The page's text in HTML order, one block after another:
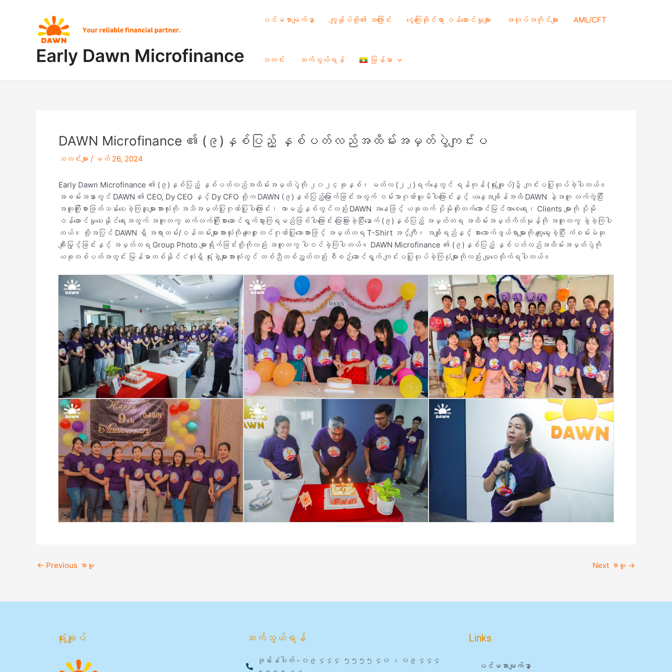
Early Dawn Microfinance
ပင်မစာမျက်နှာ ကျွန်ုပ်တို့၏ အကြောင်း ငွေကြေးဆိုင်ရာ ဝန်ဆောင်မှုများ အလုပ်အကိုင်များ AML/CFT
သတင်း ဆက်သွယ်ရန် မြန်မာ
DAWN Microfinance ၏ (၉)နှစ်ပြည့် နှစ်ပတ်လည်အထိမ်းအမှတ်ပွဲကျင်းပ
သတင်းများ / မတ် 26, 2024
Early Dawn Microfinance ၏ (၉)နှစ်ပြည့် နှစ်ပတ်လည်အထိမ်းအမှတ်ပွဲကို ၂၀၂၄ခုနှစ်၊ မတ်လ (၂၂)ရက်နေ့တွင် ရန်ကုန် (ရုံးချုပ်)၌ ကျင်းပပြုလုပ်ခဲ့ပါတယ်။
အခမ်းအနားတွင် DAWN ၏ CEO, Dy CEO နှင့် Dy CFO တို့က DAWN (၉)နှစ်ပြည့်မြောက်ခြင်းအတွက် ဝမ်းသာဂုဏ်ယူမိပါကြောင်းနှင့် ယနေ့အချိန်အထိ DAWN နဲ့အတူ လက်တွဲပြီး
အတူကြိုးစားဖြတ်သန်းပေးခဲ့ကြသူများအားလုံးကို အသိအမှတ်ပြုဂုဏ်ပြုပါကြောင်း၊ လာမည့်နှစ်တွင်လည်း DAWN အနေဖြင့် ယခုထက် ပိုမိုတိုးတက်အောင်မြင်လာစေရေး၊ Clients များကို ပိုမို
ဝန်ဆောင်မှုပေးနိုင်ရေးအတွက် အတူတကွ ဆက်လက်ကြိုးစားဆောင်ရွက်သွားကြရမည်ဖြစ်ပါကြောင်း ပြောကြားခဲ့ပြီးနောက် (၉)နှစ်ပြည့် အမှတ်တရ အထိမ်းအမှတ်ကိတ်မုန့်ကို အတူတကွ ခွဲခဲ့ကြပါ
တယ်။ ထို့အပြင် DAWN ရှိ အရာထမ်း/ဝန်ထမ်းများအားလုံးကို ကျေးဇူးတင်ဂုဏ်ပြုသောအားဖြင့် အမှတ်တရ T-Shirt အင်္ကျီ၊ အချိုရည်နှင့် စားသောက်ဖွယ်ရာများကို ကျွေးမွေးခဲ့ပြီး ကံစမ်းမဲဆု
ချီးမြှင့်ခြင်းနှင့် အမှတ်တရ Group Photo များရိုက်ခြင်းတို့ကိုလည်း အတူတကွ ပါဝင်ခဲ့ကြပါတယ်။ DAWN Microfinance ၏ (၉)နှစ်ပြည့် နှစ်ပတ်လည်အထိမ်းအမှတ်ပွဲကို
ယခုတစ်ပတ်အတွင်း မြန်မာတစ်နိုင်ငံလုံးရှိ ရုံးခွဲများအားလုံးတွင် တစ်ညီတစ်ညွတ်တည်း စီစဉ်ဆောင်ရွက် ကျင်းပပြုလုပ်ခဲ့ကြပုံများကိုလည်း မျှဝေလိုက်ရပါတယ်။
navigation
← Previous စာမူ Next စာမူ →
ရုံးချုပ် ဆက်သွယ်ရန်
ဖုန်းနံပါတ် - ၀၉ ၄၄၄ ၅၅၅၅ ၄၀ ၊ ၀၉ ၄၄၄
Links
ပင်မစာမျက်နှာ